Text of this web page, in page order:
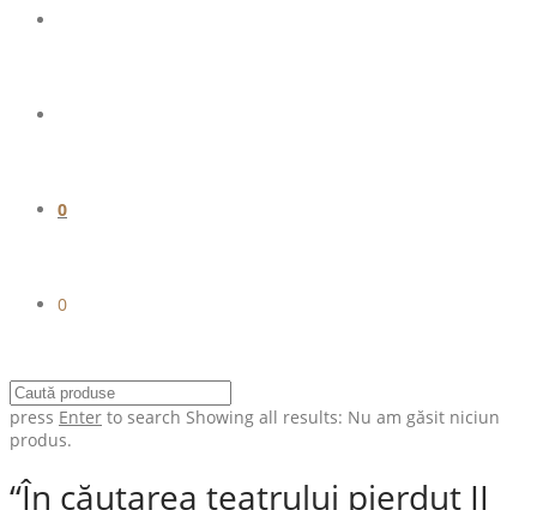
0
0
press Enter to search Showing all results: Nu am găsit niciun
produs.
“În căutarea teatrului pierdut II